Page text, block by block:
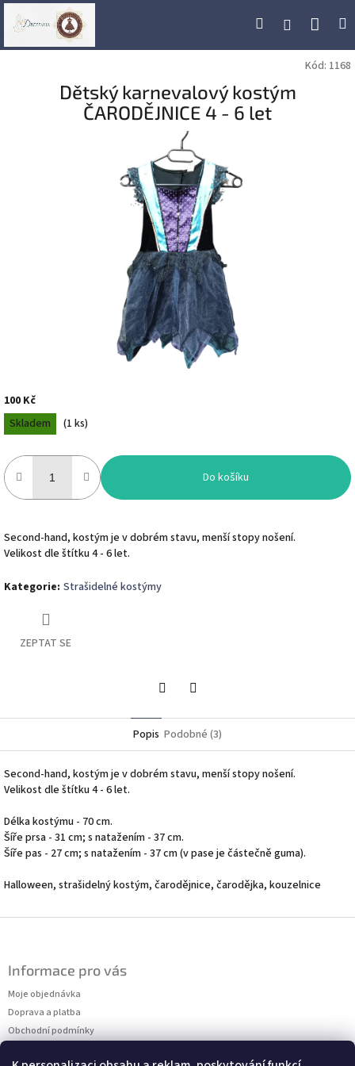
Přejít
Hledat Přihlášení
Kód: 1168
Dětský karnevalový kostým
ČARODĚJNICE 4 - 6 let
100 Kč
Měrná
cena:
Skladem (1 ks)
Do košíku
Second-hand, kostým je v dobrém stavu, menší stopy nošení.
Velikost dle štítku 4 - 6 let.
Kategorie: Strašidelné kostýmy
ZEPTAT SE
Popis Podobné (3)
Second-hand, kostým je v dobrém stavu, menší stopy nošení.
Velikost dle štítku 4 - 6 let.
Délka kostýmu - 70 cm.
Šíře prsa - 31 cm; s natažením - 37 cm.
Šíře pas - 27 cm; s natažením - 37 cm (v pase je částečně guma).
Halloween, strašidelný kostým, čarodějnice, čarodějka, kouzelnice
Informace pro vás
Moje objednávka
Doprava a platba
Obchodní podmínky